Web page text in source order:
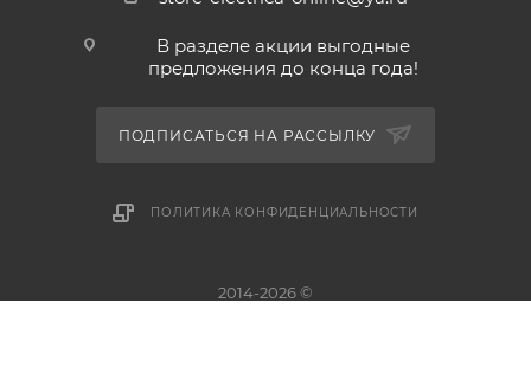
В разделе акции выгодные
предложения до конца года!
ПОДПИСАТЬСЯ НА РАССЫЛКУ
ПОЛИТИКА КОНФИДЕНЦИАЛЬНОСТИ
2014-2026 ©